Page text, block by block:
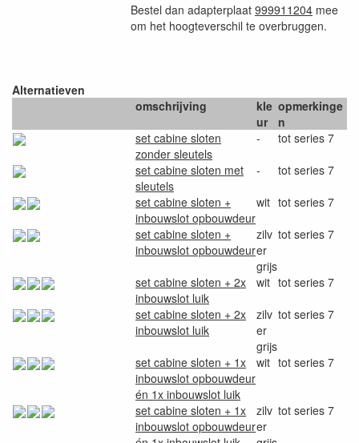
Bestel dan adapterplaat 999911204 mee
om het hoogteverschil te overbruggen.
Alternatieven
omschrijving
kle
ur
opmerkinge
n
set cabine sloten
zonder sleutels
-
tot series 7
set cabine sloten met
sleutels
-
tot series 7
set cabine sloten +
inbouwslot opbouwdeur
wit tot series 7
set cabine sloten +
inbouwslot opbouwdeur
zilv
er
grijs
tot series 7
set cabine sloten + 2x
inbouwslot luik
wit tot series 7
set cabine sloten + 2x
inbouwslot luik
zilv
er
grijs
tot series 7
set cabine sloten + 1x
inbouwslot opbouwdeur
én 1x inbouwslot luik
wit tot series 7
set cabine sloten + 1x
inbouwslot opbouwdeur
zilv
er
tot series 7